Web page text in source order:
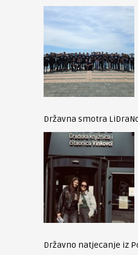
Državna smotra
Državno natjecanje iz